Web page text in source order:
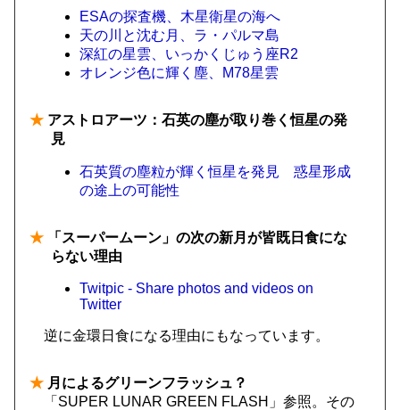
ESAの探査機、木星衛星の海へ
天の川と沈む月、ラ・パルマ島
深紅の星雲、いっかくじゅう座R2
オレンジ色に輝く塵、M78星雲
★ アストロアーツ：石英の塵が取り巻く恒星の発
見
石英質の塵粒が輝く恒星を発見 惑星形成
の途上の可能性
★ 「スーパームーン」の次の新月が皆既日食にな
らない理由
Twitpic - Share photos and videos on
Twitter
逆に金環日食になる理由にもなっています。
★ 月によるグリーンフラッシュ？
「SUPER LUNAR GREEN FLASH」参照。その